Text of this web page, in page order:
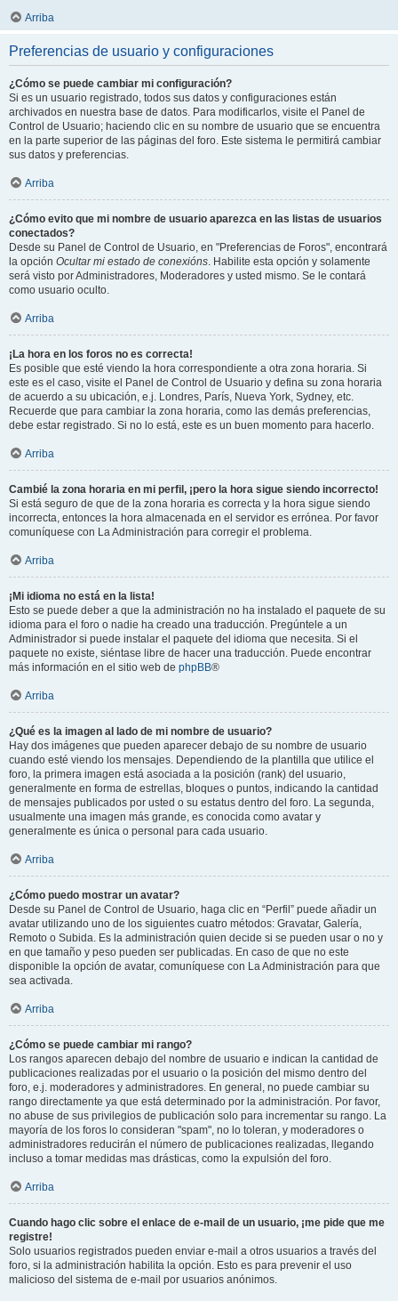
Arriba
Preferencias de usuario y configuraciones
¿Cómo se puede cambiar mi configuración?
Si es un usuario registrado, todos sus datos y configuraciones están
archivados en nuestra base de datos. Para modificarlos, visite el Panel de
Control de Usuario; haciendo clic en su nombre de usuario que se encuentra
en la parte superior de las páginas del foro. Este sistema le permitirá cambiar
sus datos y preferencias.
Arriba
¿Cómo evito que mi nombre de usuario aparezca en las listas de usuarios
conectados?
Desde su Panel de Control de Usuario, en "Preferencias de Foros", encontrará
la opción Ocultar mi estado de conexións. Habilite esta opción y solamente
será visto por Administradores, Moderadores y usted mismo. Se le contará
como usuario oculto.
Arriba
¡La hora en los foros no es correcta!
Es posible que esté viendo la hora correspondiente a otra zona horaria. Si
este es el caso, visite el Panel de Control de Usuario y defina su zona horaria
de acuerdo a su ubicación, e.j. Londres, París, Nueva York, Sydney, etc.
Recuerde que para cambiar la zona horaria, como las demás preferencias,
debe estar registrado. Si no lo está, este es un buen momento para hacerlo.
Arriba
Cambié la zona horaria en mi perfil, ¡pero la hora sigue siendo incorrecto!
Si está seguro de que de la zona horaria es correcta y la hora sigue siendo
incorrecta, entonces la hora almacenada en el servidor es errónea. Por favor
comuníquese con La Administración para corregir el problema.
Arriba
¡Mi idioma no está en la lista!
Esto se puede deber a que la administración no ha instalado el paquete de su
idioma para el foro o nadie ha creado una traducción. Pregúntele a un
Administrador si puede instalar el paquete del idioma que necesita. Si el
paquete no existe, siéntase libre de hacer una traducción. Puede encontrar
más información en el sitio web de phpBB®
Arriba
¿Qué es la imagen al lado de mi nombre de usuario?
Hay dos imágenes que pueden aparecer debajo de su nombre de usuario
cuando esté viendo los mensajes. Dependiendo de la plantilla que utilice el
foro, la primera imagen está asociada a la posición (rank) del usuario,
generalmente en forma de estrellas, bloques o puntos, indicando la cantidad
de mensajes publicados por usted o su estatus dentro del foro. La segunda,
usualmente una imagen más grande, es conocida como avatar y
generalmente es única o personal para cada usuario.
Arriba
¿Cómo puedo mostrar un avatar?
Desde su Panel de Control de Usuario, haga clic en “Perfil” puede añadir un
avatar utilizando uno de los siguientes cuatro métodos: Gravatar, Galería,
Remoto o Subida. Es la administración quien decide si se pueden usar o no y
en que tamaño y peso pueden ser publicadas. En caso de que no este
disponible la opción de avatar, comuníquese con La Administración para que
sea activada.
Arriba
¿Cómo se puede cambiar mi rango?
Los rangos aparecen debajo del nombre de usuario e indican la cantidad de
publicaciones realizadas por el usuario o la posición del mismo dentro del
foro, e.j. moderadores y administradores. En general, no puede cambiar su
rango directamente ya que está determinado por la administración. Por favor,
no abuse de sus privilegios de publicación solo para incrementar su rango. La
mayoría de los foros lo consideran "spam", no lo toleran, y moderadores o
administradores reducirán el número de publicaciones realizadas, llegando
incluso a tomar medidas mas drásticas, como la expulsión del foro.
Arriba
Cuando hago clic sobre el enlace de e-mail de un usuario, ¡me pide que me
registre!
Solo usuarios registrados pueden enviar e-mail a otros usuarios a través del
foro, si la administración habilita la opción. Esto es para prevenir el uso
malicioso del sistema de e-mail por usuarios anónimos.